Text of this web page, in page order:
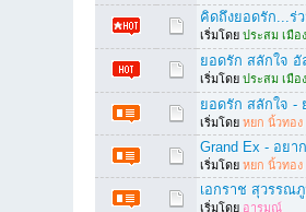
คิดถึงยอดรัก...ร่
เริ่มโดยประสม เมือ
ยอดรัก สลักใจ อั
เริ่มโดยประสม เมือ
ยอดรัก สลักใจ -
เริ่มโดยหยก นิ้วทอง
Grand Ex - อยา
เริ่มโดยหยก นิ้วทอง
เอกราช สุวรรณ
เริ่มโดย อารมณ์